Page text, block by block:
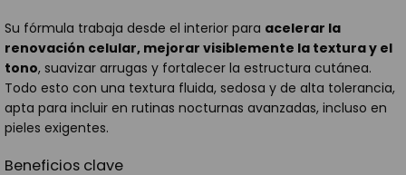
Su fórmula trabaja desde el interior para acelerar la
renovación celular, mejorar visiblemente la textura y el
tono, suavizar arrugas y fortalecer la estructura cutánea.
Todo esto con una textura fluida, sedosa y de alta tolerancia,
apta para incluir en rutinas nocturnas avanzadas, incluso en
pieles exigentes.
Beneficios clave